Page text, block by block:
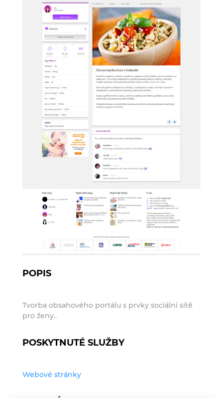
POPIS
Tvorba obsahového portálu s prvky sociální sítě
pro ženy..
POSKYTNUTÉ SLUŽBY
Webové stránky